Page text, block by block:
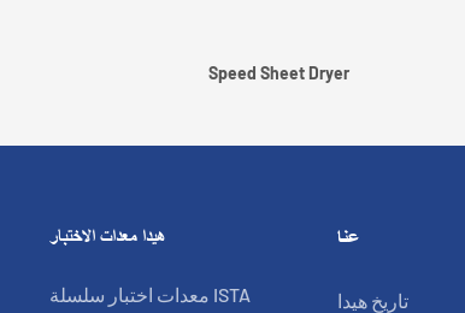
Speed Sheet Dryer
هيدا معدات الاختبار
معدات اختبار سلسلة ISTA
عنا
تاريخ هيدا